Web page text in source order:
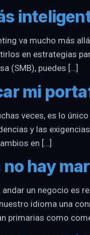
va mucho más
en estrategias
(SMB), puedes […]
mi
veces, es lo
y las
en […]
hay
andar un negocio es
idioma una
primarias como